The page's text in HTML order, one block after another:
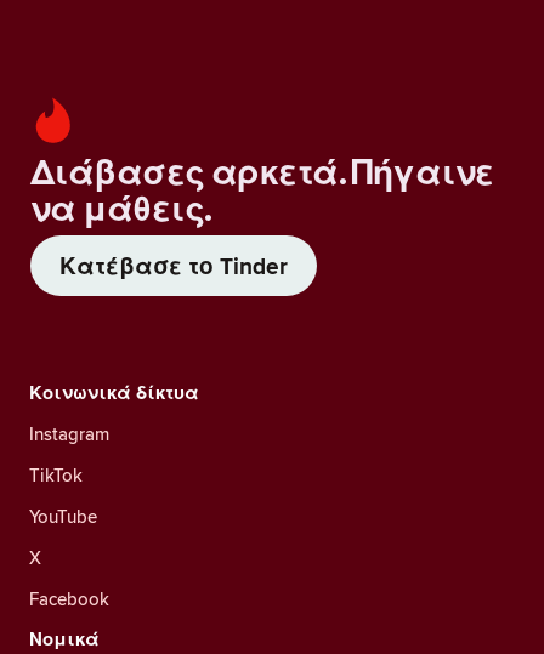
Διάβασες αρκετά. Πήγαινε
να μάθεις.
Κατέβασε το Tinder
Κοινωνικά δίκτυα
Instagram
TikTok
YouTube
X
Facebook
Νομικά